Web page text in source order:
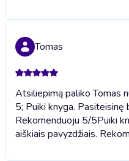
Tomas
Atsiliepimą paliko Tomas
5; Puiki knyga. Pasiteisinę
Rekomenduoju 5/5Puiki
aiškiais pavyzdžiais.